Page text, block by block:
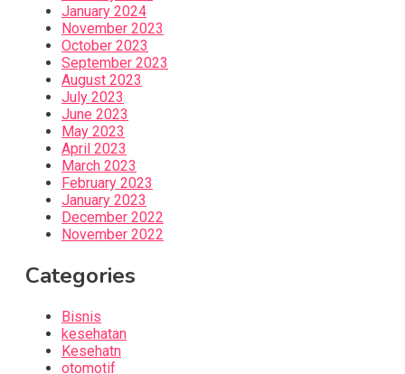
January 2024
November 2023
October 2023
September 2023
August 2023
July 2023
June 2023
May 2023
April 2023
March 2023
February 2023
January 2023
December 2022
November 2022
Categories
Bisnis
kesehatan
Kesehatn
otomotif